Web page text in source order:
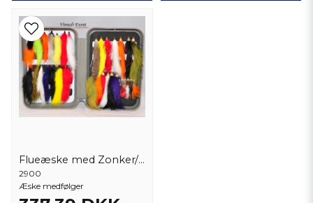
Flueæske med Zonker/ Muddler Conehead 32 st
2900
Æske medfølger